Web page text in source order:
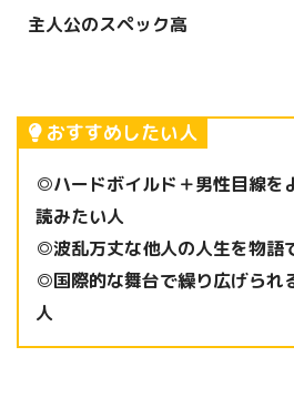
主人公のスペック高
おすすめしたい人
◎ハードボイルド＋男性目線を
読みたい人
◎波乱万丈な他人の人生を物語
◎国際的な舞台で繰り広げられ
人